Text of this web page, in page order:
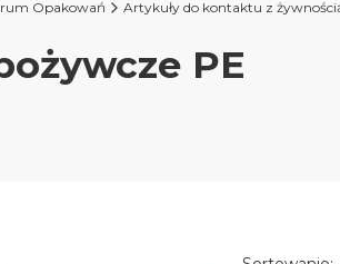
Opakowań Artykuły do kontaktu z
PE